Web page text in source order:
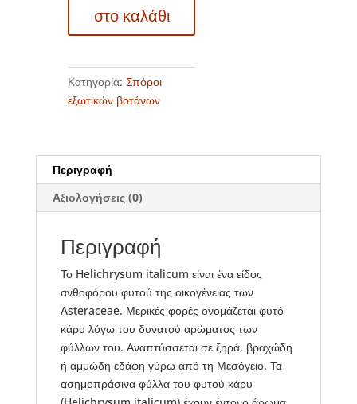
Ψευδοκάρι
ποσότητα
στο καλάθι
Κατηγορία: Σπόροι
εξωτικών βοτάνων
Περιγραφή
Αξιολογήσεις (0)
Περιγραφή
Το Helichrysum italicum είναι ένα είδος
ανθοφόρου φυτού της οικογένειας των
Asteraceae. Μερικές φορές ονομάζεται φυτό
κάρυ λόγω του δυνατού αρώματος των
φύλλων του. Αναπτύσσεται σε ξηρά, βραχώδη
ή αμμώδη εδάφη γύρω από τη Μεσόγειο. Τα
ασημοπράσινα φύλλα του φυτού κάρυ